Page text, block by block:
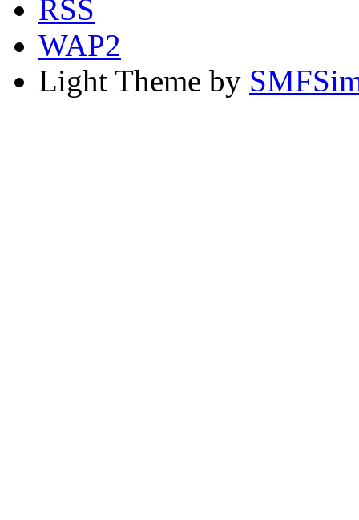
RSS
WAP2
Light Theme by